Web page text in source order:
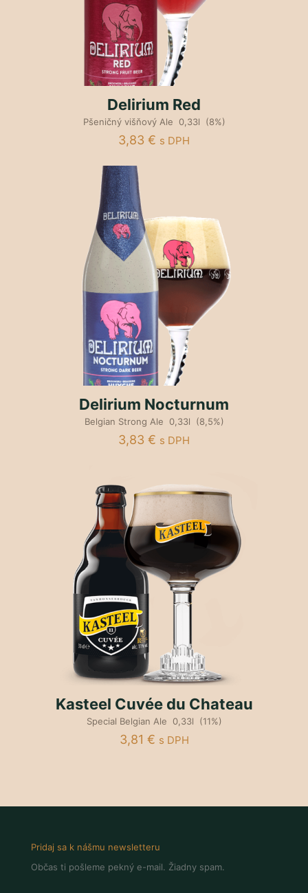
Delirium Red
Pšeničný višňový Ale 0,33l (8%)
3,83 € s DPH
Delirium Nocturnum
Belgian Strong Ale 0,33l (8,5%)
3,83 € s DPH
Kasteel Cuvée du Chateau
Special Belgian Ale 0,33l (11%)
3,81 € s DPH
Pridaj sa k nášmu newsletteru
Občas ti pošleme pekný e-mail. Žiadny spam.